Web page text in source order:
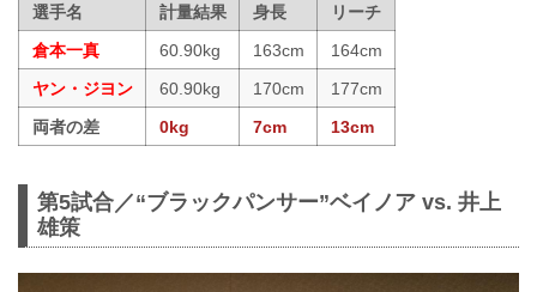
選手名 計量結果 身長
リーチ
倉本一真
60.90kg 163cm
164cm
ヤン・ジヨン
60.90kg 170cm
177cm
両者の差
0kg 7cm 13cm
第5試合／“ブラックパンサー”ベイノア vs. 井上
雄策